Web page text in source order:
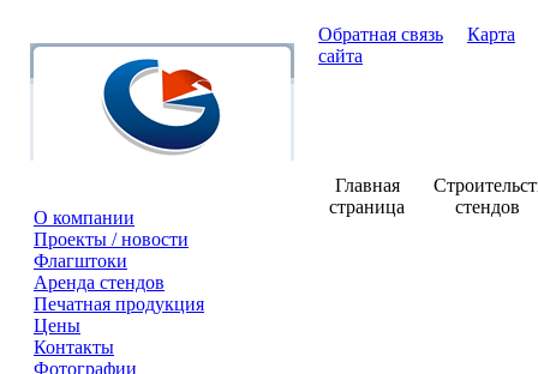
Главная
страница
стендов
О компании
Проекты / новости
Флагштоки
Аренда стендов
Печатная продукция
Цены
Контакты
Фотографии
Обратная связь
Карта
сайта